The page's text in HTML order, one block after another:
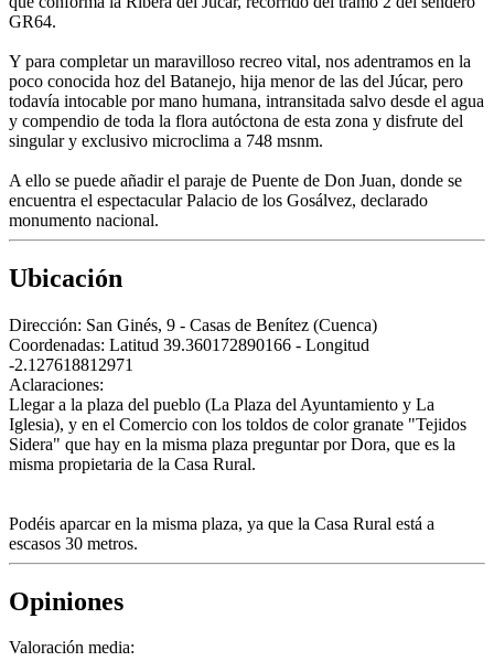
GR64.
Y para completar un maravilloso recreo vital, nos adentramos en la
poco conocida hoz del Batanejo, hija menor de las del Júcar, pero
todavía intocable por mano humana, intransitada salvo desde el agua
y compendio de toda la flora autóctona de esta zona y disfrute del
singular y exclusivo microclima a 748 msnm.
A ello se puede añadir el paraje de Puente de Don Juan, donde se
encuentra el espectacular Palacio de los Gosálvez, declarado
monumento nacional.
Ubicación
Dirección: San Ginés, 9 - Casas de Benítez (Cuenca)
Coordenadas: Latitud 39.360172890166 - Longitud
-2.127618812971
Aclaraciones:
Llegar a la plaza del pueblo (La Plaza del Ayuntamiento y La
Iglesia), y en el Comercio con los toldos de color granate "Tejidos
Sidera" que hay en la misma plaza preguntar por Dora, que es la
misma propietaria de la Casa Rural.
Podéis aparcar en la misma plaza, ya que la Casa Rural está a
escasos 30 metros.
Opiniones
Valoración media: